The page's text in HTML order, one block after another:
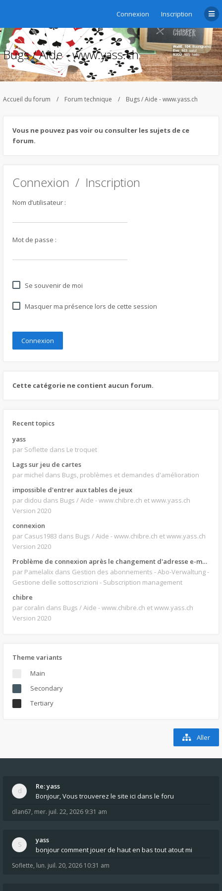
Connexion Inscription
Bugs / Aide - www.yass.ch
Accueil du forum Forum technique Bugs / Aide - www.yass.ch
Vous ne pouvez pas voir ou consulter les sujets de ce
forum.
Connexion / Inscription
Nom d’utilisateur :
Mot de passe :
Se souvenir de moi
Masquer ma présence lors de cette session
Cette catégorie ne contient aucun forum.
Recent topics
yass
par Soflette dans Le troquet
Lags sur jeu de cartes
par michel dans Bugs, problèmes et demandes d'amélioration
impossible d'entrer aux tables de jeux
par didou dans Bugs / Aide - www.chibre.ch et www.yass.ch
Version 2020
connexion
par Casus1983 dans Bugs / Aide - www.chibre.ch et www.yass.ch
Version 2020
Problème de connexion après le changement d'adresse e-mail.
par Pamelalix dans Gestion des abonnements - Abo-Verwaltung -
Gestione delle sottoscrizioni - Subscription management
chibre
par coralin dans Bugs / Aide - www.chibre.ch et www.yass.ch
Version 2020
Theme variants
Main
Secondary
Tertiary
Aller
Re: yass
Bonjour, Vous trouverez le site ici dans le foru
dlan67, mer. juil. 22, 2026 9:31 am
yass
bonjour comment jouer de haut en bas tout atout mi
Soflette, lun. juil. 20, 2026 10:31 am